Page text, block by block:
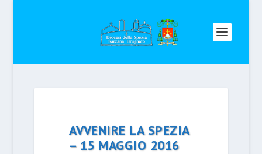
AVVENIRE LA SPEZIA
– 15 MAGGIO 2016